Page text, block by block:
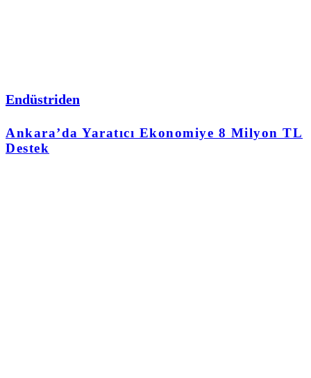
Endüstriden
Ankara’da Yaratıcı Ekonomiye 8 Milyon TL
Destek